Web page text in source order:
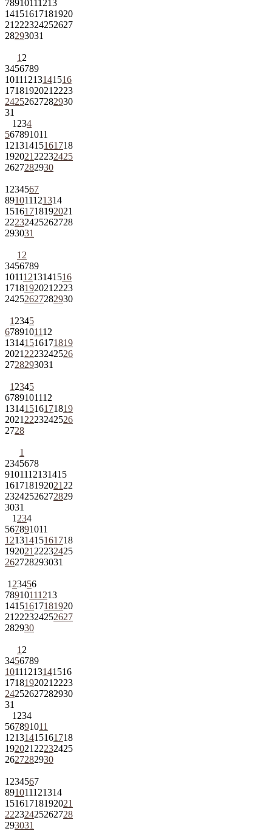
7891011 1213
14151617181920
21 222324252627
28293031
1 2
3456789
10111213141516
1718192021 2223
24252627282930
31
1 234
567891011
12131415161718
192021 22232425
2627282930
1 234567
891011121314
15161718192021
22232425262728
293031
1 2
3456789
10111213141516
1718192021 2223
24252627282930
1 2345
6789101112
13141516171819
2021 2223242526
2728293031
1 2345
6789101112
13141516171819
2021 2223242526
2728
1
2345678
9101112131415
161718192021 22
23242526272829
3031
1 234
567891011
12131415161718
192021 22232425
262728293031
1 23456
78910111213
14151617181920
21 222324252627
282930
1 2
3456789
10111213141516
1718192021 2223
24252627282930
31
1 234
567891011
12131415161718
192021 22232425
2627282930
1 234567
891011121314
15161718192021
22232425262728
293031